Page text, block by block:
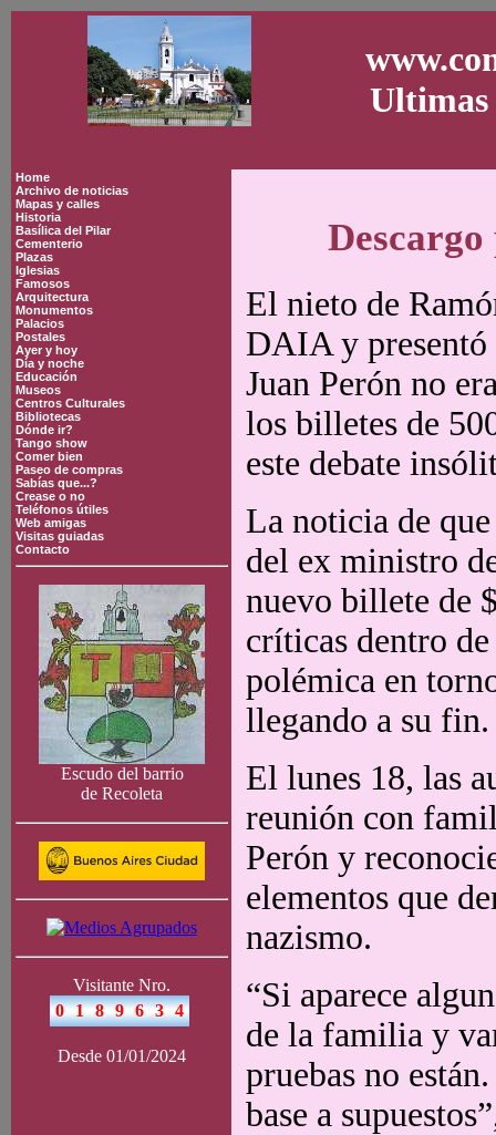
Ultimas
Home
Archivo de noticias
Mapas y calles
Historia
Basílica del Pilar
Cementerio
Plazas
Iglesias
Famosos
Arquitectura
Monumentos
Palacios
Postales
Ayer y hoy
Día y noche
Educación
Museos
Centros Culturales
Bibliotecas
Dónde ir?
Tango show
Comer bien
Paseo de compras
Sabías que...?
Crease o no
Teléfonos útiles
Web amigas
Visitas guiadas
Contacto
Escudo del barrio
de Recoleta
Visitante Nro.
Desde 01/01/2024
El nieto de
DAIA y presentó
Juan Perón no
los billetes de
este debate
La noticia de
del ex ministro
nuevo billete de
críticas dentro
polémica en
llegando a su fin.
El lunes 18, las
reunión con
Perón y
elementos que
nazismo.
“Si aparece
de la familia y
pruebas no
base a